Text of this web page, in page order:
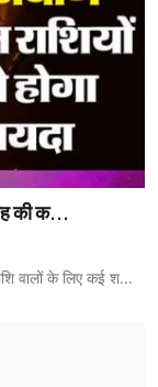
की क...
वालों के लिए कई श...